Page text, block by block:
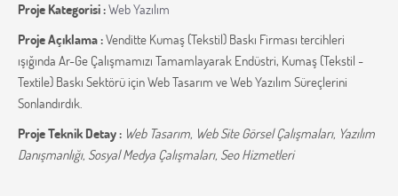
Proje Kategorisi :Web Yazılım
Proje Açıklama :Venditte Kumaş (Tekstil) Baskı Firması tercihleri
ışığında Ar-Ge Çalışmamızı Tamamlayarak Endüstri, Kumaş (Tekstil -
Textile) Baskı Sektörü için Web Tasarım ve Web Yazılım Süreçlerini
Sonlandırdık.
Proje Teknik Detay : Web Tasarım, Web Site Görsel Çalışmaları, Yazılım
Danışmanlığı, Sosyal Medya Çalışmaları, Seo Hizmetleri